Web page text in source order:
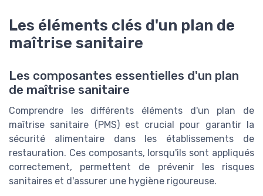
Les éléments clés d'un plan de
maîtrise sanitaire
Les composantes essentielles d'un plan
de maîtrise sanitaire
Comprendre les différents éléments d'un plan de
maîtrise sanitaire (PMS) est crucial pour garantir la
sécurité alimentaire dans les établissements de
restauration. Ces composants, lorsqu'ils sont appliqués
correctement, permettent de prévenir les risques
sanitaires et d'assurer une hygiène rigoureuse.